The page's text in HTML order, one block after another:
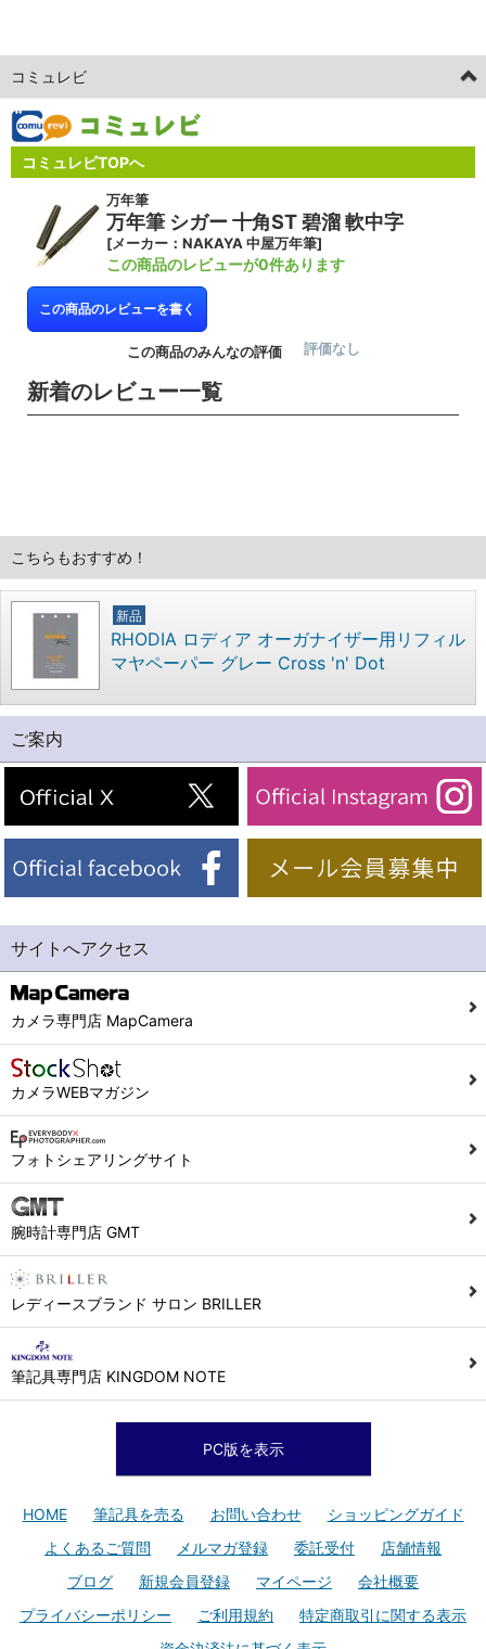
コミュレビ
コミュレビTOPへ
万年筆
万年筆 シガー 十角ST 碧溜 軟中字
[メーカー：NAKAYA 中屋万年筆]
この商品のレビューが0件あります
この商品のレビューを書く
この商品のみんなの評価 評価なし
新着のレビュー一覧
こちらもおすすめ！
新品
RHODIA ロディア オーガナイザー用リフィル
マヤペーパー グレー Cross 'n' Dot
ご案内
サイトへアクセス
カメラ専門店 MapCamera
カメラWEBマガジン
フォトシェアリングサイト
腕時計専門店 GMT
レディースブランド サロン BRILLER
筆記具専門店 KINGDOM NOTE
PC版を表示
HOME 筆記具を売る お問い合わせ
ショッピングガイド
よくあるご質問
メルマガ登録 委託受付
店舗情報
ブログ
新規会員登録 マイページ
会社概要
プライバシーポリシー
ご利用規約
特定商取引に関する表示